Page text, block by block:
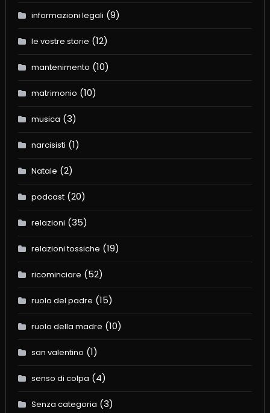
informazioni legali (9)
le vostre storie (12)
mantenimento (10)
matrimonio (10)
musica (3)
narcisisti (1)
Natale (2)
podcast(20)
relazioni (35)
relazioni tossiche (19)
ricominciare (52)
ruolo del padre (15)
ruolo della madre (10)
san valentino (1)
senso di colpa (4)
Senza categoria (3)